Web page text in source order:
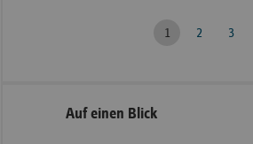
1 2 3
SeitenleisteAuf einen Blick